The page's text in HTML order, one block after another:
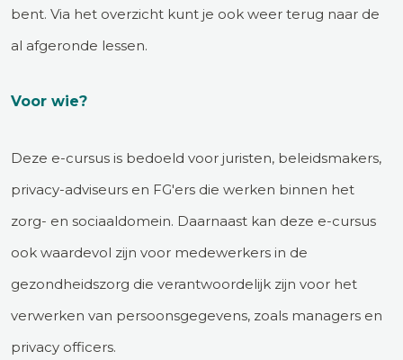
bent. Via het overzicht kunt je ook weer terug naar de
al afgeronde lessen.
Voor wie?
Deze e-cursus is bedoeld voor juristen, beleidsmakers,
privacy-adviseurs en FG'ers die werken binnen het
zorg- en sociaaldomein. Daarnaast kan deze e-cursus
ook waardevol zijn voor medewerkers in de
gezondheidszorg die verantwoordelijk zijn voor het
verwerken van persoonsgegevens, zoals managers en
privacy officers.